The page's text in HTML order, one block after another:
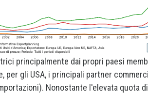
principalmente dai propri paesi
per gli USA, i principali partner
Nonostante l'elevata quota di